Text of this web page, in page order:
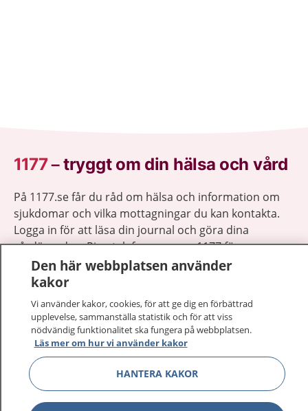
1177–tryggt om din hälsa och vård
På 1177.se får du råd om hälsa och information om
sjukdomar och vilka mottagningar du kan kontakta.
Logga in för att läsa din journal och göra dina
vårdärenden. Ring telefonnummer 1177 för
sjukvårdsrådgivning dygnet runt.
1177 ger dig råd när du vill må bättre.
1177 på flera språk Show
Show
Den här webbplatsen använder
kakor
Vi använder kakor, cookies, för att ge dig en förbättrad
upplevelse, sammanställa statistik och för att viss
nödvändig funktionalitet ska fungera på webbplatsen.
Läs mer om hur vi använder kakor
HANTERA KAKOR